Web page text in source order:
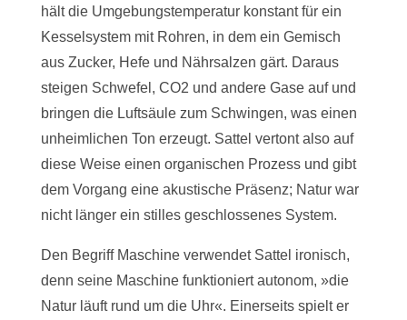
hält die Umgebungstemperatur konstant für ein
Kesselsystem mit Rohren, in dem ein Gemisch
aus Zucker, Hefe und Nährsalzen gärt. Daraus
steigen Schwefel, CO2 und andere Gase auf und
bringen die Luftsäule zum Schwingen, was einen
unheimlichen Ton erzeugt. Sattel vertont also auf
diese Weise einen organischen Prozess und gibt
dem Vorgang eine akustische Präsenz; Natur war
nicht länger ein stilles geschlossenes System.
Den Begriff Maschine verwendet Sattel ironisch,
denn seine Maschine funktioniert autonom, »die
Natur läuft rund um die Uhr«. Einerseits spielt er